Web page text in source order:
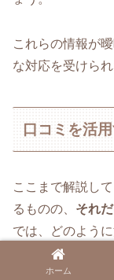
これらの情報が
な対応を受けら
口コミを活
ここまで解説し
るものの、 それ
では、どのよう
ホーム